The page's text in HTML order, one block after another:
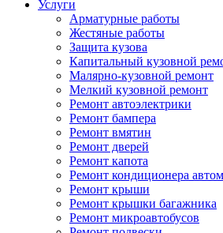
Услуги
Арматурные работы
Жестяные работы
Защита кузова
Капитальный кузовной
Малярно-кузовной ремонт
Мелкий кузовной ремонт
Ремонт автоэлектрики
Ремонт бампера
Ремонт вмятин
Ремонт дверей
Ремонт капота
Ремонт кондиционера
Ремонт крыши
Ремонт крышки багажника
Ремонт микроавтобусов